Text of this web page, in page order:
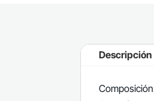
Descripción